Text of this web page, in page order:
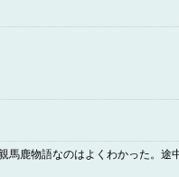
馬鹿物語なのはよくわかった。途